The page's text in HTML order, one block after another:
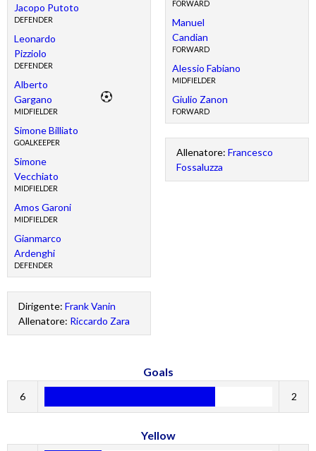
Jacopo Putoto
DEFENDER
Leonardo
Pizziolo
DEFENDER
Alberto
Gargano
MIDFIELDER
Simone Billiato
GOALKEEPER
Simone
Vecchiato
MIDFIELDER
Amos Garoni
MIDFIELDER
Gianmarco
Ardenghi
DEFENDER
Dirigente: Frank Vanin
Allenatore: Riccardo Zara
FORWARD
Manuel
Candian
FORWARD
Alessio Fabiano
MIDFIELDER
Giulio Zanon
FORWARD
Allenatore: Francesco
Fossaluzza
Goals
6 2
Yellow